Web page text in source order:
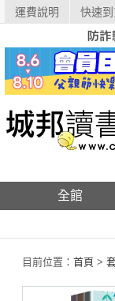
運費說明 快速到
全館
目前位置： 首頁 >